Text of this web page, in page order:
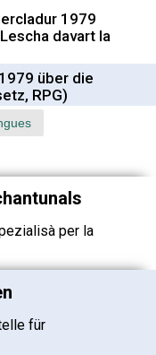
1979
davart la
über die
RPG)
per la
für